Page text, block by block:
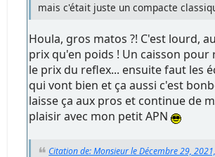
mais c'était juste un compacte
Houla, gros matos ?! C'est lourd,
prix qu'en poids ! Un caisson pour
le prix du reflex... ensuite faut les
qui vont bien et ça aussi c'est
laisse ça aux pros et continue de
plaisir avec mon petit APN
Citation de: Monsieur le Décembre 29,